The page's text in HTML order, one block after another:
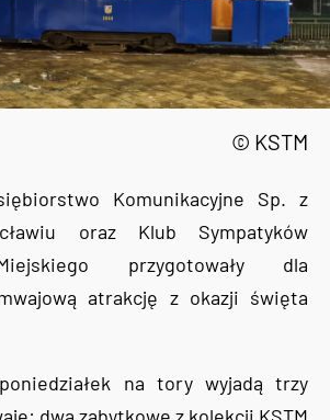
© KSTM
Komunikacyjne Sp. z
oraz Klub Sympatyków
przygotowały dla
atrakcję z okazji święta
na tory wyjadą trzy